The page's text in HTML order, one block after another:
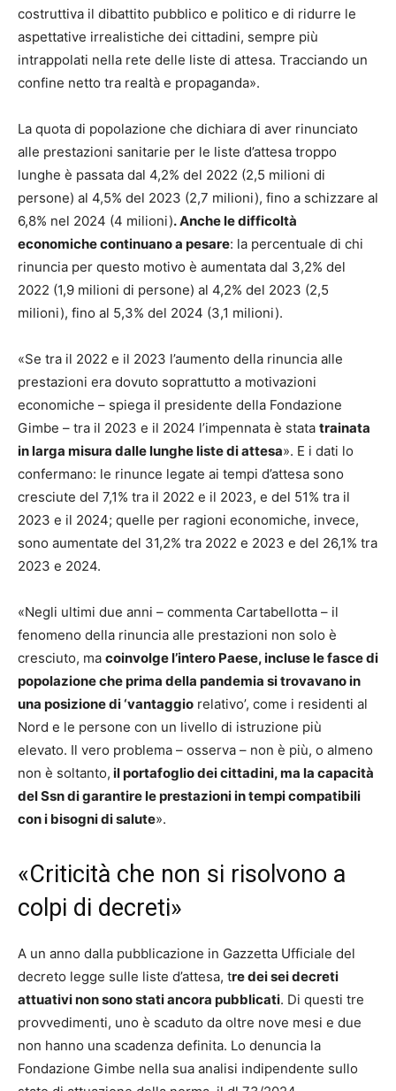
costruttiva il dibattito pubblico e politico e di ridurre le
aspettative irrealistiche dei cittadini, sempre più
intrappolati nella rete delle liste di attesa. Tracciando un
confine netto tra realtà e propaganda».
La quota di popolazione che dichiara di aver rinunciato
alle prestazioni sanitarie per le liste d’attesa troppo
lunghe è passata dal 4,2% del 2022 (2,5 milioni di
persone) al 4,5% del 2023 (2,7 milioni), fino a schizzare al
6,8% nel 2024 (4 milioni). Anche le difficoltà
economiche continuano a pesare: la percentuale di chi
rinuncia per questo motivo è aumentata dal 3,2% del
2022 (1,9 milioni di persone) al 4,2% del 2023 (2,5
milioni), fino al 5,3% del 2024 (3,1 milioni).
«Se tra il 2022 e il 2023 l’aumento della rinuncia alle
prestazioni era dovuto soprattutto a motivazioni
economiche – spiega il presidente della Fondazione
Gimbe – tra il 2023 e il 2024 l’impennata è stata trainata
in larga misura dalle lunghe liste di attesa». E i dati lo
confermano: le rinunce legate ai tempi d’attesa sono
cresciute del 7,1% tra il 2022 e il 2023, e del 51% tra il
2023 e il 2024; quelle per ragioni economiche, invece,
sono aumentate del 31,2% tra 2022 e 2023 e del 26,1% tra
2023 e 2024.
«Negli ultimi due anni – commenta Cartabellotta – il
fenomeno della rinuncia alle prestazioni non solo è
cresciuto, ma coinvolge l’intero Paese, incluse le fasce di
popolazione che prima della pandemia si trovavano in
una posizione di ‘vantaggio relativo’, come i residenti al
Nord e le persone con un livello di istruzione più
elevato. Il vero problema – osserva – non è più, o almeno
non è soltanto, il portafoglio dei cittadini, ma la capacità
del Ssn di garantire le prestazioni in tempi compatibili
con i bisogni di salute».
«Criticità che non si risolvono a
colpi di decreti»
A un anno dalla pubblicazione in Gazzetta Ufficiale del
decreto legge sulle liste d’attesa, tre dei sei decreti
attuativi non sono stati ancora pubblicati. Di questi tre
provvedimenti, uno è scaduto da oltre nove mesi e due
non hanno una scadenza definita. Lo denuncia la
Fondazione Gimbe nella sua analisi indipendente sullo